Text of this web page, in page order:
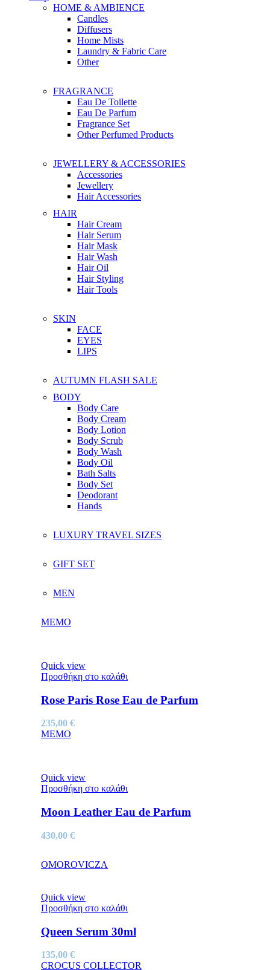
HOME & AMBIENCE
Candles
Diffusers
Home Mists
Laundry & Fabric Care
Other
FRAGRANCE
Eau De Toilette
Eau De Parfum
Fragrance Set
Other Perfumed Products
JEWELLERY & ACCESSORIES
Accessories
Jewellery
Hair Accessories
HAIR
Hair Cream
Hair Serum
Hair Mask
Hair Wash
Hair Oil
Hair Styling
Hair Tools
SKIN
FACE
EYES
LIPS
AUTUMN FLASH SALE
BODY
Body Care
Body Cream
Body Lotion
Body Scrub
Body Wash
Body Oil
Bath Salts
Body Set
Deodorant
Hands
LUXURY TRAVEL SIZES
GIFT SET
MEN
MEMO
Quick view
Προσθήκη στο καλάθι
Rose Paris Rose Eau de Parfum
235,00 €
MEMO
Quick view
Προσθήκη στο καλάθι
Moon Leather Eau de Parfum
430,00 €
OMOROVICZA
Quick view
Προσθήκη στο καλάθι
Queen Serum 30ml
135,00 €
CROCUS COLLECTOR